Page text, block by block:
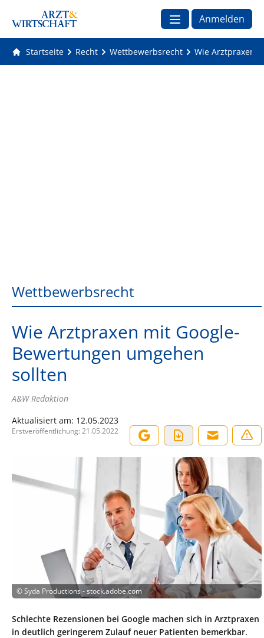
Anmelden
Startseite Recht Wettbewerbsrecht Wie Arztpraxen
Wettbewerbsrecht
Wie Arztpraxen mit Google-
Bewertungen umgehen
sollten
A&W Redaktion
Aktualisiert am: 12.05.2023
Erstveröffentlichung: 21.05.2022
©Syda Productions - stock.adobe.com
Schlechte Rezensionen bei Google machen sich in Arztpraxen
in deutlich geringerem Zulauf neuer Patienten bemerkbar.